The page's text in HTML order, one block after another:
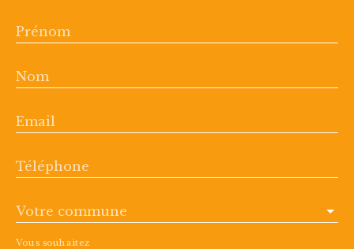
Prénom
Nom
Email
Téléphone
Votre commune
Vous souhaitez